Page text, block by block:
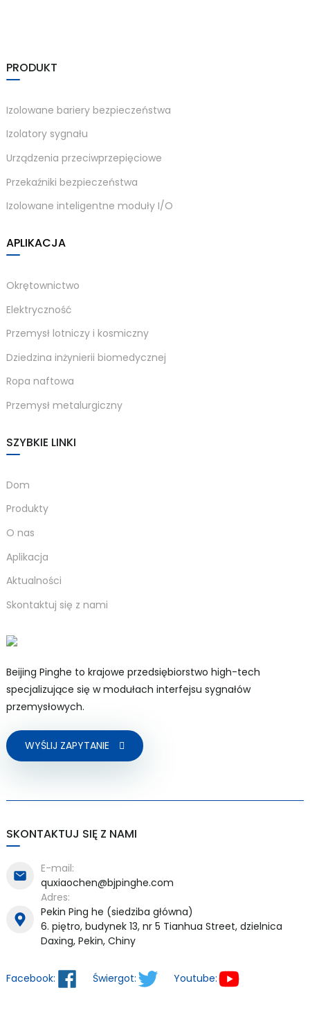
PRODUKT
Izolowane bariery bezpieczeństwa
Izolatory sygnału
Urządzenia przeciwprzepięciowe
Przekaźniki bezpieczeństwa
Izolowane inteligentne moduły I/O
APLIKACJA
Okrętownictwo
Elektryczność
Przemysł lotniczy i kosmiczny
Dziedzina inżynierii biomedycznej
Ropa naftowa
Przemysł metalurgiczny
SZYBKIE LINKI
Dom
Produkty
O nas
Aplikacja
Aktualności
Skontaktuj się z nami
Beijing Pinghe to krajowe przedsiębiorstwo high-tech
specjalizujące się w modułach interfejsu sygnałów
przemysłowych.
WYŚLIJ ZAPYTANIE
SKONTAKTUJ SIĘ Z NAMI
E-mail:
quxiaochen@bjpinghe.com
Adres:
Pekin Ping he (siedziba główna)
6. piętro, budynek 13, nr 5 Tianhua Street, dzielnica
Daxing, Pekin, Chiny
Facebook: Świergot: Youtube: